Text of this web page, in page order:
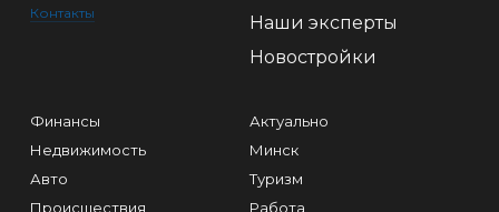
Контакты
Наши эксперты
Новостройки
Финансы
Недвижимость
Авто
Происшествия
Актуально
Минск
Туризм
Работа